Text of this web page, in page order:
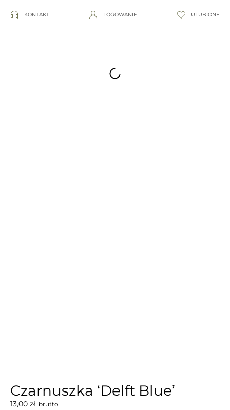
KONTAKT LOGOWANIE ULUBIONE
Czarnuszka ‘Delft Blue’
13,00 zł brutto